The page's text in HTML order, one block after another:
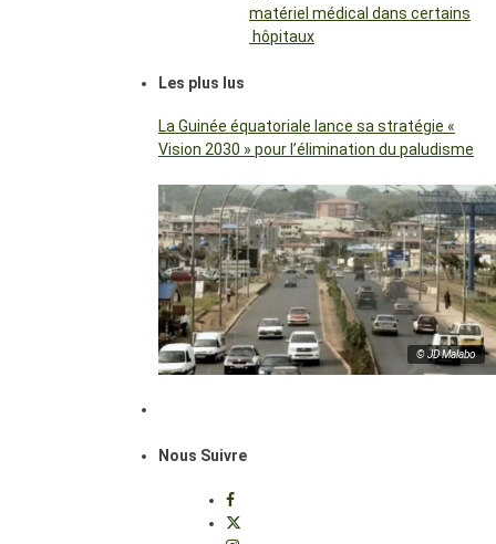
matériel médical dans certains
hôpitaux
Les plus lus
La Guinée équatoriale lance sa stratégie «
Vision 2030 » pour l’élimination du paludisme
© JD Malabo
Nous Suivre